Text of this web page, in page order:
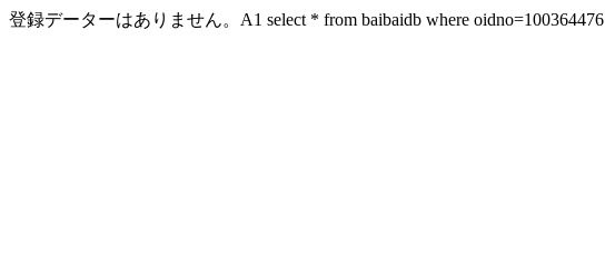
登録データーはありません。A1 select * from baibaidb where oidno=100364476